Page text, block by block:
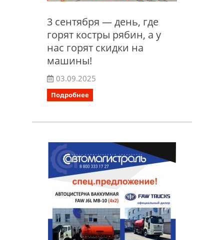
3 сентября — день, где
горят костры рябин, а у
нас горят скидки на
машины!
03.09.2025
Подробнее